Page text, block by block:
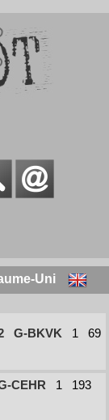
Uni
G-BKVK 1
69
CEHR 1
193